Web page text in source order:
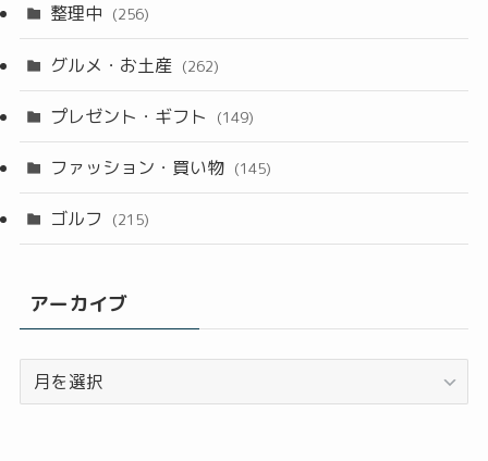
整理中 (256)
グルメ・お土産 (262)
プレゼント・ギフト (149)
ファッション・買い物 (145)
ゴルフ (215)
アーカイブ
ー